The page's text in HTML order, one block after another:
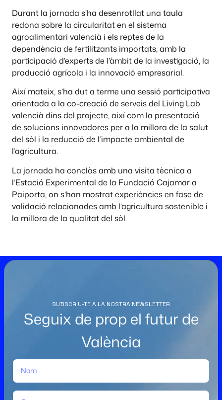
Durant la jornada s’ha desenrotllat una taula
redona sobre la circularitat en el sistema
agroalimentari valencià i els reptes de la
dependència de fertilitzants importats, amb la
participació d’experts de l’àmbit de la investigació, la
producció agrícola i la innovació empresarial.
Així mateix, s’ha dut a terme una sessió participativa
orientada a la co-creació de serveis del Living Lab
valencià dins del projecte, així com la presentació
de solucions innovadores per a la millora de la salut
del sòl i la reducció de l’impacte ambiental de
l’agricultura.
La jornada ha conclòs amb una visita tècnica a
l’Estació Experimental de la Fundació Cajamar a
Paiporta, on s’han mostrat experiències en fase de
validació relacionades amb l’agricultura sostenible i
la millora de la qualitat del sòl.
SUBSCRIU-TE A LA NOSTRA NEWSLETTER
Seguix de prop el futur de
València